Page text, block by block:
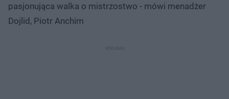
pasjonująca walka o mistrzostwo - mówi menadżer
Dojlid, Piotr Anchim